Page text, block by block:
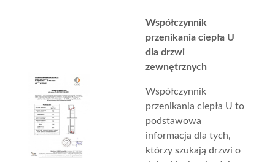
Współczynnik
przenikania ciepła U
dla drzwi
zewnętrznych
Współczynnik
przenikania ciepła U to
podstawowa
informacja dla tych,
którzy szukają drzwi o